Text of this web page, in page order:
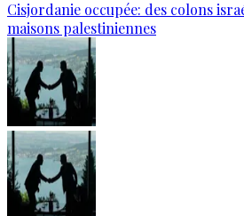
Cisjordanie occupée: des colons
maisons palestiniennes